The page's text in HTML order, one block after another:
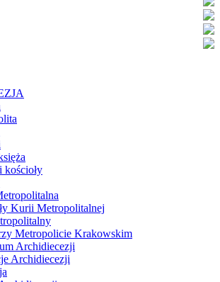
kościoły
Kurii Metropolitalnej
Metropolicie Krakowskim
Archidiecezji
Archidiecezji